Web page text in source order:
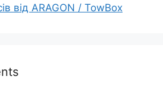
від ARAGON / TowBox